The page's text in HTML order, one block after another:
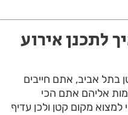
לתכנן אירוע
בתל אביב, אתם חייבים
הטיפ שלנו עבורכם הוא לבחור בין 2-3 מקומות אליהם אתם הכי
מקום קטן ולכן עדיף